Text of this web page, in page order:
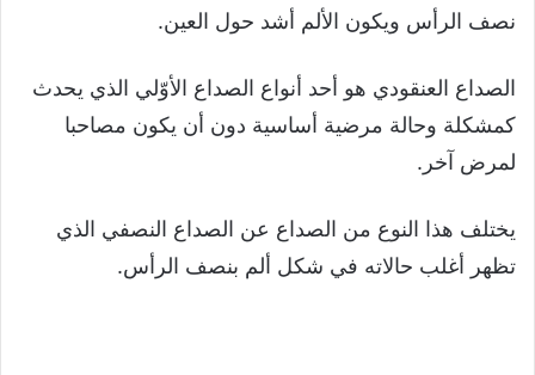
نصف الرأس ويكون الألم أشد حول العين.
الصداع العنقودي هو أحد أنواع الصداع الأوّلي الذي يحدث
كمشكلة وحالة مرضية أساسية دون أن يكون مصاحبا
لمرض آخر.
يختلف هذا النوع من الصداع عن الصداع النصفي الذي
تظهر أغلب حالاته في شكل ألم بنصف الرأس.